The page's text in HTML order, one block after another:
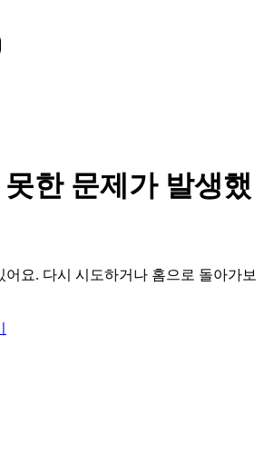
한 문제가 발생했
어요. 다시 시도하거나 홈으로 돌아가보